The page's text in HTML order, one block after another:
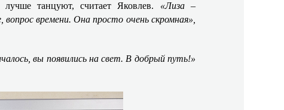
танцуют, считает Яковлев. «Лиза –
времени. Она просто очень скромная»,
вы появились на свет. В добрый путь!»